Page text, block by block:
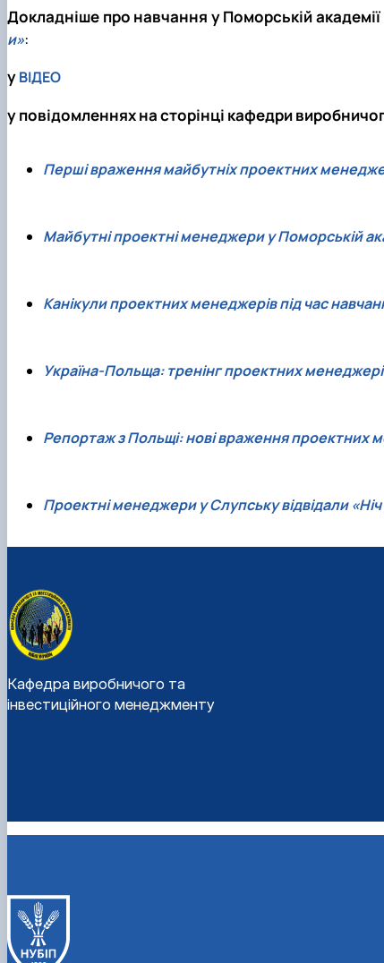
Докладніше про навчання у Поморській академії
и»:
уВІДЕО
у повідомленнях на сторінці кафедри
Перші враження майбутніх проектних
Майбутні проектні менеджери у Поморській
Канікули проектних менеджерів під час
Україна-Польща: тренінг проектних
Репортаж з Польщі: нові враження проектних
Проектні менеджери у Слупську відвідали «Ніч
Кафедра виробничого та
інвестиційного менеджменту